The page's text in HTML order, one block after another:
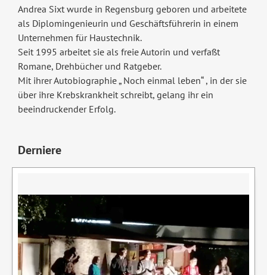
Andrea Sixt wurde in Regensburg geboren und arbeitete
als Diplomingenieurin und Geschäftsführerin in einem
Unternehmen für Haustechnik.
Seit 1995 arbeitet sie als freie Autorin und verfaßt
Romane, Drehbücher und Ratgeber.
Mit ihrer Autobiographie „ Noch einmal leben“ , in der sie
über ihre Krebskrankheit schreibt, gelang ihr ein
beeindruckender Erfolg.
Derniere